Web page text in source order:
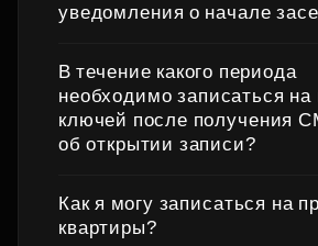
уведомления о начале
В течение какого периода
необходимо записаться
ключей после получения
об открытии записи?
Как я могу записаться на
квартиры?